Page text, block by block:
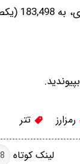
قیمت
بپیوندید.
رمزارز تتر
لینک کوتاه